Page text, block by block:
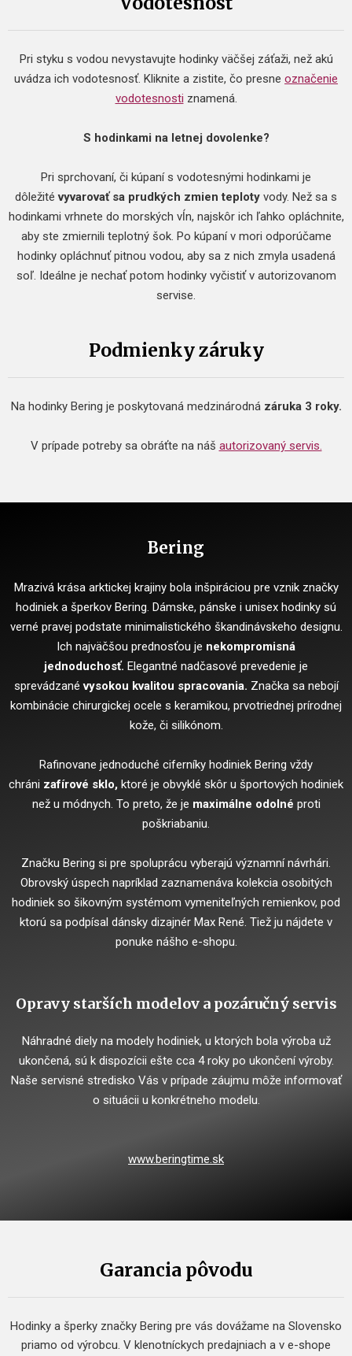
Pri styku s vodou nevystavujte hodinky väčšej záťaži, než akú
uvádza ich vodotesnosť. Kliknite a zistite, čo presne označenie
vodotesnosti znamená.
S hodinkami na letnej dovolenke?
Pri sprchovaní, či kúpaní s vodotesnými hodinkami je
dôležitévyvarovať sa prudkých zmien teploty vody. Než sa s
hodinkami vrhnete do morských vĺn, najskôr ich ľahko opláchnite,
aby ste zmiernili teplotný šok. Po kúpaní v mori odporúčame
hodinky opláchnuť pitnou vodou, aby sa z nich zmyla usadená
soľ. Ideálne je nechať potom hodinky vyčistiť v autorizovanom
servise.
Podmienky záruky
Na hodinky Bering je poskytovaná medzinárodnázáruka 3 roky.
V prípade potreby sa obráťte na náš autorizovaný servis.
Bering
Mrazivá krása arktickej krajiny bola inšpiráciou pre vznik značky
hodiniek a šperkov Bering. Dámske, pánske i unisex hodinky sú
verné pravej podstate minimalistického škandinávskeho designu.
Ich najväčšou prednosťou je nekompromisná
jednoduchosť. Elegantné nadčasové prevedenie je
sprevádzanévysokou kvalitou spracovania. Značka sa nebojí
kombinácie chirurgickej ocele s keramikou, prvotriednej prírodnej
kože, či silikónom.
Rafinovane jednoduché ciferníky hodiniek Bering vždy
chráni zafírové sklo, ktoré je obvyklé skôr u športových hodiniek
než u módnych. To preto, že je maximálne odolné proti
poškriabaniu.
Značku Bering si pre spoluprácu vyberajú významní návrhári.
Obrovský úspech napríklad zaznamenáva kolekcia osobitých
hodiniek so šikovným systémom vymeniteľných remienkov, pod
ktorú sa podpísal dánsky dizajnér Max René. Tiež ju nájdete v
ponuke nášho e-shopu.
Opravy starších modelov a pozáručný servis
Náhradné diely na modely hodiniek, u ktorých bola výroba už
ukončená, sú k dispozícii ešte cca 4 roky po ukončení výroby.
Naše servisné stredisko Vás v prípade záujmu môže informovať
o situácii u konkrétneho modelu.
www.beringtime.sk
Garancia pôvodu
Hodinky a šperky značky Bering pre vás dovážame na Slovensko
priamo od výrobcu. V klenotníckych predajniach a v e-shope